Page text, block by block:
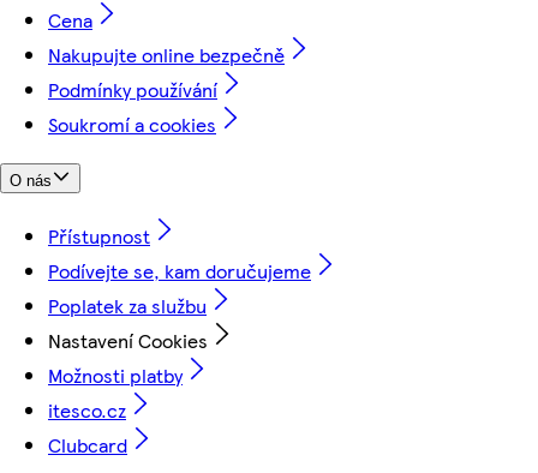
Cena
Nakupujte online bezpečně
Podmínky používání
Soukromí a cookies
O nás
Přístupnost
Podívejte se, kam doručujeme
Poplatek za službu
Nastavení Cookies
Možnosti platby
itesco.cz
Clubcard